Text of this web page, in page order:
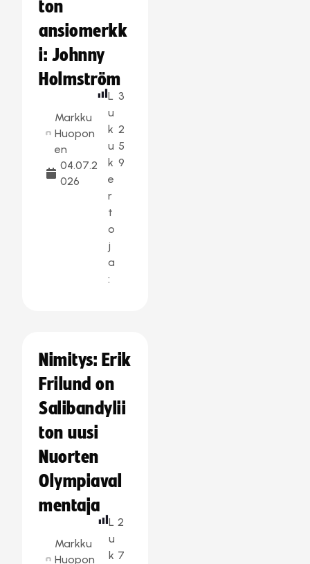
ton
ansiomerkk
i: Johnny
Holmström
Markku
Huopon
en
04.07.2
026
L
u
k
u
k
e
r
t
o
j
a
:
3
2
5
9
Nimitys: Erik
Frilund on
Salibandylii
ton uusi
Nuorten
Olympiaval
mentaja
Markku
Huopon
L
u
k
2
7